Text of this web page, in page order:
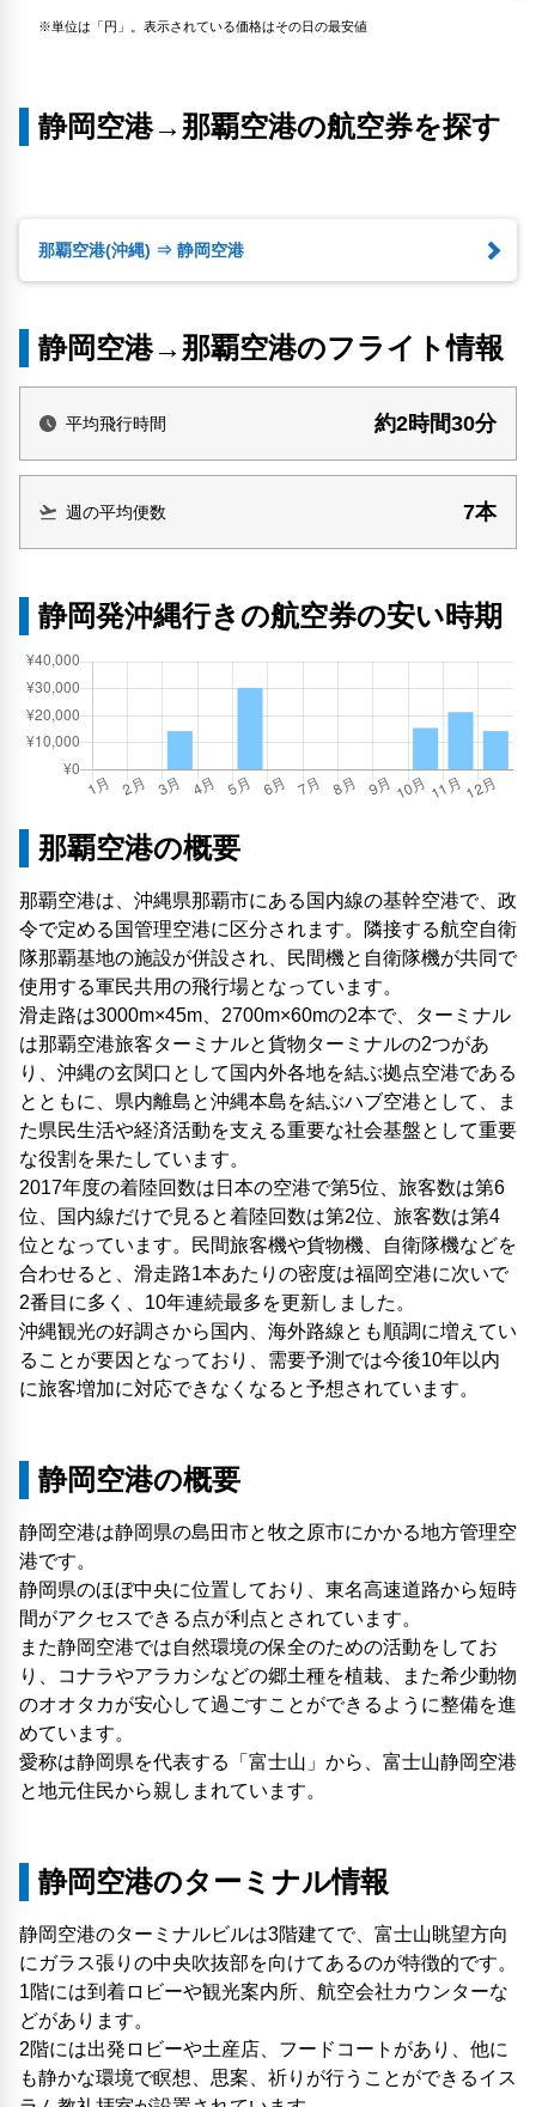
※単位は「円」。表示されている価格はその日の最安値
静岡空港→那覇空港の航空券を探す
那覇空港(沖縄) ⇒ 静岡空港
静岡空港→那覇空港のフライト情報
平均飛行時間 約2時間30分
週の平均便数 7本
静岡発沖縄行きの航空券の安い時期
那覇空港の概要
那覇空港は、沖縄県那覇市にある国内線の基幹空港で、政
令で定める国管理空港に区分されます。隣接する航空自衛
隊那覇基地の施設が併設され、民間機と自衛隊機が共同で
使用する軍民共用の飛行場となっています。
滑走路は3000m×45m、2700m×60mの2本で、ターミナル
は那覇空港旅客ターミナルと貨物ターミナルの2つがあ
り、沖縄の玄関口として国内外各地を結ぶ拠点空港である
とともに、県内離島と沖縄本島を結ぶハブ空港として、ま
た県民生活や経済活動を支える重要な社会基盤として重要
な役割を果たしています。
2017年度の着陸回数は日本の空港で第5位、旅客数は第6
位、国内線だけで見ると着陸回数は第2位、旅客数は第4
位となっています。民間旅客機や貨物機、自衛隊機などを
合わせると、滑走路1本あたりの密度は福岡空港に次いで
2番目に多く、10年連続最多を更新しました。
沖縄観光の好調さから国内、海外路線とも順調に増えてい
ることが要因となっており、需要予測では今後10年以内
に旅客増加に対応できなくなると予想されています。
静岡空港の概要
静岡空港は静岡県の島田市と牧之原市にかかる地方管理空
港です。
静岡県のほぼ中央に位置しており、東名高速道路から短時
間がアクセスできる点が利点とされています。
また静岡空港では自然環境の保全のための活動をしてお
り、コナラやアラカシなどの郷土種を植栽、また希少動物
のオオタカが安心して過ごすことができるように整備を進
めています。
愛称は静岡県を代表する「富士山」から、富士山静岡空港
と地元住民から親しまれています。
静岡空港のターミナル情報
静岡空港のターミナルビルは3階建てで、富士山眺望方向
にガラス張りの中央吹抜部を向けてあるのが特徴的です。
1階には到着ロビーや観光案内所、航空会社カウンターな
どがあります。
2階には出発ロビーや土産店、フードコートがあり、他に
も静かな環境で瞑想、思案、祈りが行うことができるイス